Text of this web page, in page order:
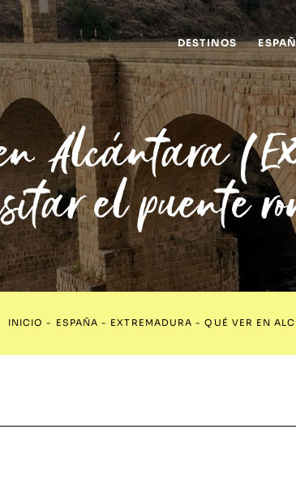
DESTINOS
Alcántara
el puente
INICIO - ESPAÑA - EXTREMADURA -QUÉ VER EN